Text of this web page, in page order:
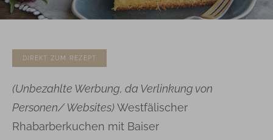
DIREKT ZUM REZEPT
(Unbezahlte Werbung, da Verlinkung von
Personen/ Websites)Westfälischer
Rhabarberkuchen mit Baiser